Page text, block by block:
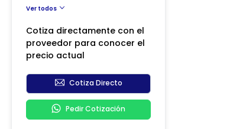
Ver todos
Cotiza directamente con el
proveedor para conocer el
precio actual
Cotiza Directo
Pedir Cotización